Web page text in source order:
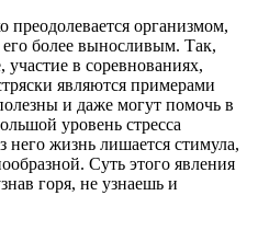
преодолевается организмом,
его более выносливым. Так,
участие в соревнованиях,
являются примерами
и даже могут помочь в
уровень стресса
жизнь лишается стимула,
Суть этого явления
горя, не узнаешь и